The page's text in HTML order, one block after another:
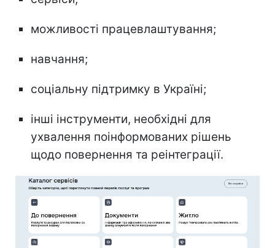
можливості працевлаштування;
навчання;
соціальну підтримку в Україні;
інші інструменти, необхідні для
ухвалення поінформованих рішень
щодо повернення та реінтеграції.